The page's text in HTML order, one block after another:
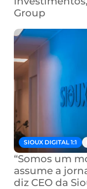
Group
SIOUX DIGITAL 1:1
“Somos um
assume a
diz CEO da